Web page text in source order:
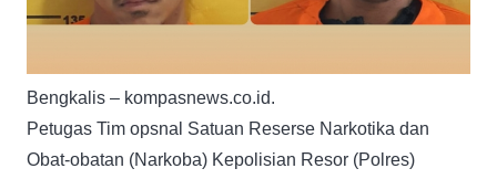
Bengkalis – kompasnews.co.id.
Petugas Tim opsnal Satuan Reserse Narkotika dan
Obat-obatan (Narkoba) Kepolisian Resor (Polres)